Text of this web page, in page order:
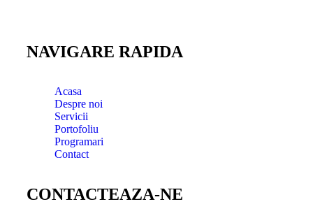
NAVIGARE RAPIDA
Acasa
Despre noi
Servicii
Portofoliu
Programari
Contact
CONTACTEAZA-NE